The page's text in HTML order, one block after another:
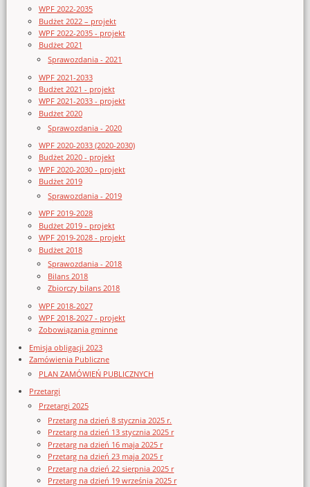
WPF 2022-2035
Budżet 2022 – projekt
WPF 2022-2035 - projekt
Budżet 2021
Sprawozdania - 2021
WPF 2021-2033
Budżet 2021 - projekt
WPF 2021-2033 - projekt
Budżet 2020
Sprawozdania - 2020
WPF 2020-2033 (2020-2030)
Budżet 2020 - projekt
WPF 2020-2030 - projekt
Budżet 2019
Sprawozdania - 2019
WPF 2019-2028
Budżet 2019 - projekt
WPF 2019-2028 - projekt
Budżet 2018
Sprawozdania - 2018
Bilans 2018
Zbiorczy bilans 2018
WPF 2018-2027
WPF 2018-2027 - projekt
Zobowiązania gminne
Emisja obligacji 2023
Zamówienia Publiczne
PLAN ZAMÓWIEŃ PUBLICZNYCH
Przetargi
Przetargi 2025
Przetarg na dzień 8 stycznia 2025 r.
Przetarg na dzień 13 stycznia 2025 r
Przetarg na dzień 16 maja 2025 r
Przetarg na dzień 23 maja 2025 r
Przetarg na dzień 22 sierpnia 2025 r
Przetarg na dzień 19 września 2025 r